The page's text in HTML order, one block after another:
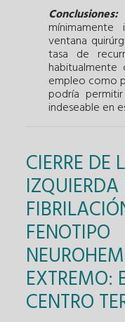
Conclusiones:
ventana
tasa de
empleo como
podría
indeseable en
CIERRE DE
FENOTIPO
EXTREMO:
CENTRO